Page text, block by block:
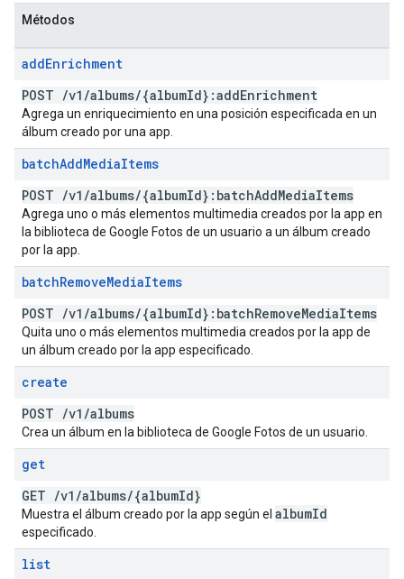
Métodos
addEnrichment
POST /v1 /albums/{albumId}:addEnrichment
Agrega un enriquecimiento en una posición especificada en un
álbum creado por una app.
batchAddMediaItems
POST /v1 /albums/{albumId}:batchAddMediaItems
Agrega uno o más elementos multimedia creados por la app en
la biblioteca de Google Fotos de un usuario a un álbum creado
por la app.
batchRemoveMediaItems
POST /v1 /albums/{albumId}:batchRemoveMediaItems
Quita uno o más elementos multimedia creados por la app de
un álbum creado por la app especificado.
create
POST /v1 /albums
Crea un álbum en la biblioteca de Google Fotos de un usuario.
get
GET /v1 /albums/{albumId}
Muestra el álbum creado por la app según el albumId
especificado.
list